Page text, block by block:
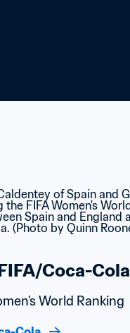
Coca-Cola
World Ranking